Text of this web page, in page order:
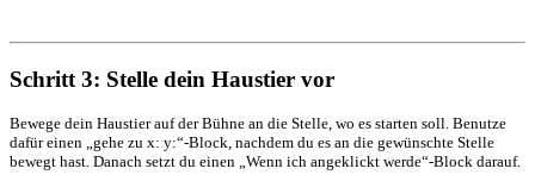
Schritt 3: Stelle dein Haustier vor
Bewege dein Haustier auf der Bühne an die Stelle, wo es starten soll. Benutze
dafür einen „gehe zu x: y:“-Block, nachdem du es an die gewünschte Stelle
bewegt hast. Danach setzt du einen „Wenn ich angeklickt werde“-Block darauf.